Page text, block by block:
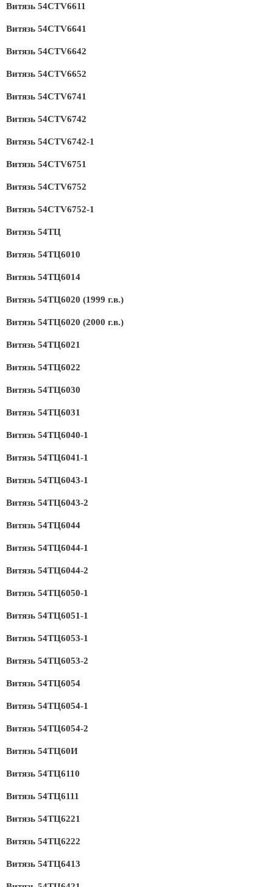
Витязь 54CTV6611
Витязь 54CTV6641
Витязь 54CTV6642
Витязь 54CTV6652
Витязь 54CTV6741
Витязь 54CTV6742
Витязь 54CTV6742-1
Витязь 54CTV6751
Витязь 54CTV6752
Витязь 54CTV6752-1
Витязь 54ТЦ
Витязь 54ТЦ6010
Витязь 54ТЦ6014
Витязь 54ТЦ6020 (1999 г.в.)
Витязь 54ТЦ6020 (2000 г.в.)
Витязь 54ТЦ6021
Витязь 54ТЦ6022
Витязь 54ТЦ6030
Витязь 54ТЦ6031
Витязь 54ТЦ6040-1
Витязь 54ТЦ6041-1
Витязь 54ТЦ6043-1
Витязь 54ТЦ6043-2
Витязь 54ТЦ6044
Витязь 54ТЦ6044-1
Витязь 54ТЦ6044-2
Витязь 54ТЦ6050-1
Витязь 54ТЦ6051-1
Витязь 54ТЦ6053-1
Витязь 54ТЦ6053-2
Витязь 54ТЦ6054
Витязь 54ТЦ6054-1
Витязь 54ТЦ6054-2
Витязь 54ТЦ60И
Витязь 54ТЦ6110
Витязь 54ТЦ6111
Витязь 54ТЦ6221
Витязь 54ТЦ6222
Витязь 54ТЦ6413